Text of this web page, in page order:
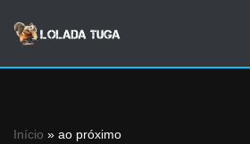
Avançar
Início » ao próximo